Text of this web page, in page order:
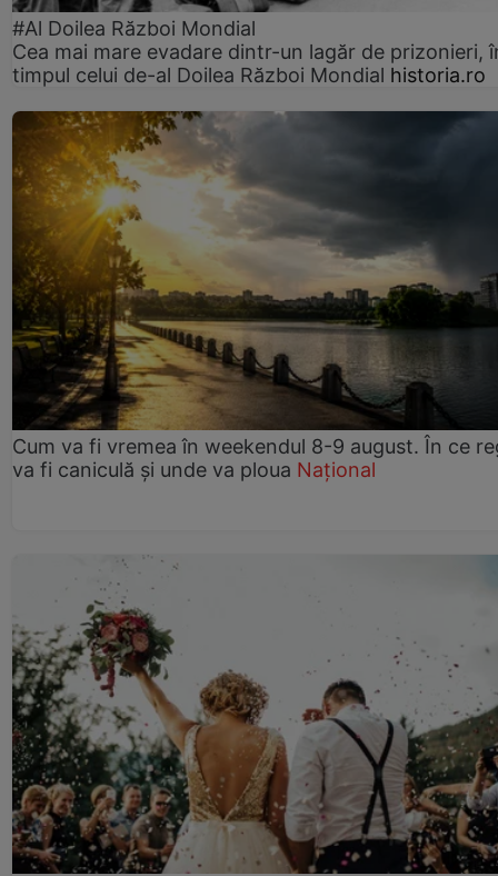
#Al Doilea Război Mondial
Cea mai mare evadare dintr-un lagăr de prizonieri,
timpul celui de-al Doilea Război Mondial historia.ro
Cum va fi vremea în weekendul 8-9 august. În ce
va fi caniculă și unde va ploua Național